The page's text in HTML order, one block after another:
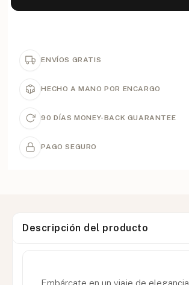
ENVÍOS GRATIS
HECHO A MANO POR ENCARGO
90 DÍAS MONEY-BACK GUARANTEE
PAGO SEGURO
Descripción del producto
Embárcate en un viaje de elegancia